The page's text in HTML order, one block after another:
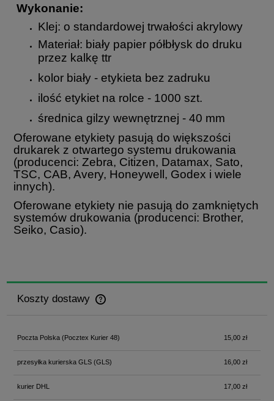
Wykonanie:
Klej: o standardowej trwałości akrylowy
Materiał: biały papier półbłysk do druku
przez kalkę ttr
kolor biały - etykieta bez zadruku
ilość etykiet na rolce - 1000 szt.
średnica gilzy wewnętrznej - 40 mm
Oferowane etykiety pasują do większości
drukarek z otwartego systemu drukowania
(producenci: Zebra, Citizen, Datamax, Sato,
TSC, CAB, Avery, Honeywell, Godex i wiele
innych).
Oferowane etykiety nie pasują do zamkniętych
systemów drukowania (producenci: Brother,
Seiko, Casio).
Koszty dostawy
Cena nie zawiera ewentualnych kosztów płatności
Poczta Polska(Pocztex Kurier 48) 15,00 zł
przesyłka kurierska GLS(GLS) 16,00 zł
kurier DHL 17,00 zł